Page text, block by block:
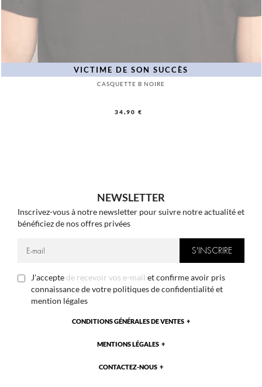
VICTIME DE SON SUCCÈS
CASQUETTE B NOIRE
34,90 €
CONDITIONS GÉNÉRALES DE VENTES
MENTIONS LÉGALES
CONTACTEZ-NOUS
NEWSLETTER
Inscrivez-vous à notre newsletter pour suivre notre actualité et
bénéficiez de nos offres privées
J'acceptede recevoir vos e-mail et confirme avoir pris
connaissance de votre politiques de confidentialité et
mention légales